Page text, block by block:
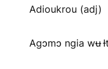
Adioukrou (adj)
Agɔmɔ ngia wʉ